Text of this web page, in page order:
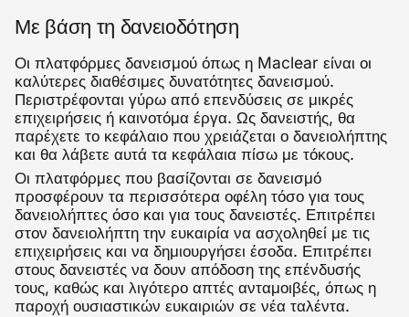
Με βάση τη δανειοδότηση
Οι πλατφόρμες δανεισμού όπως η Maclear είναι οι
καλύτερες διαθέσιμες δυνατότητες δανεισμού.
Περιστρέφονται γύρω από επενδύσεις σε μικρές
επιχειρήσεις ή καινοτόμα έργα. Ως δανειστής, θα
παρέχετε το κεφάλαιο που χρειάζεται ο δανειολήπτης
και θα λάβετε αυτά τα κεφάλαια πίσω με τόκους.
Οι πλατφόρμες που βασίζονται σε δανεισμό
προσφέρουν τα περισσότερα οφέλη τόσο για τους
δανειολήπτες όσο και για τους δανειστές. Επιτρέπει
στον δανειολήπτη την ευκαιρία να ασχοληθεί με τις
επιχειρήσεις και να δημιουργήσει έσοδα. Επιτρέπει
στους δανειστές να δουν απόδοση της επένδυσής
τους, καθώς και λιγότερο απτές ανταμοιβές, όπως η
παροχή ουσιαστικών ευκαιριών σε νέα ταλέντα.